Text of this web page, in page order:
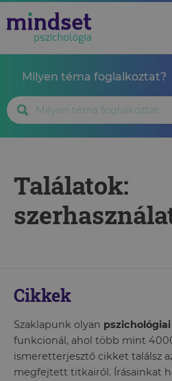
Milyen téma foglalkoztat?
Találatok:
Cikkek
Szaklapunk olyan
funkcionál, ahol több mint
ismeretterjesztő cikket találsz
megfejtett titkairól. Írásainkat